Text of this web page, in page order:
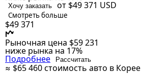
Хочу заказать от $49 371 USD
Смотреть больше
$49 371
Рыночная цена $59 231
ниже рынка на 17%
Подробнее Рассчитать
≈ $65 460стоимость авто в Корее